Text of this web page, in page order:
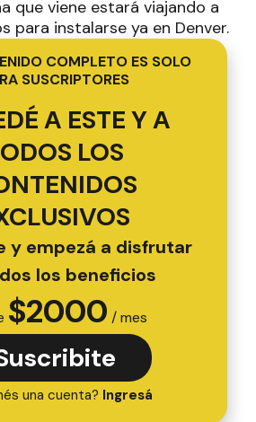
que viene estará viajando a
para instalarse ya en Denver.
COMPLETO ES SOLO
SUSCRIPTORES
A ESTE Y A
LOS
y empezá a disfrutar
los beneficios
$2000 / mes
una cuenta? Ingresá